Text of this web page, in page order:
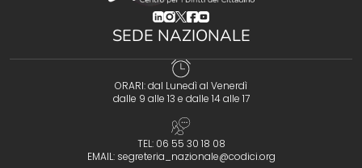
(opens in a new tab)
(opens in a new tab)
(opens in a new tab)
(opens in a new tab)
(opens in a new tab)
SEDE NAZIONALE
ORARI: dal Lunedì al Venerdì
dalle 9 alle 13 e dalle 14 alle 17
TEL: 06 55 30 18 08
EMAIL: segreteria_nazionale@codici.org